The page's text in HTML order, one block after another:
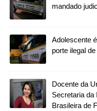
mandado
Adolescente
porte ilegal
Docente da
Secretaria da
Brasileira de